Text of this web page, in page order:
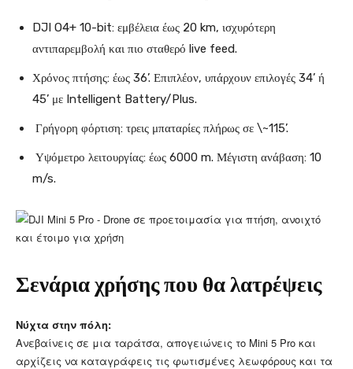
DJI O4+ 10-bit: εμβέλεια έως 20 km, ισχυρότερη
αντιπαρεμβολή και πιο σταθερό live feed.
Χρόνος πτήσης: έως 36’. Επιπλέον, υπάρχουν επιλογές 34’ ή
45’ με Intelligent Battery/Plus.
Γρήγορη φόρτιση: τρεις μπαταρίες πλήρως σε \~115’.
Υψόμετρο λειτουργίας: έως 6000 m. Μέγιστη ανάβαση: 10
m/s.
Σενάρια χρήσης που θα λατρέψεις
Νύχτα στην πόλη:
Ανεβαίνεις σε μια ταράτσα, απογειώνεις το Mini 5 Pro και
αρχίζεις να καταγράφεις τις φωτισμένες λεωφόρους και τα